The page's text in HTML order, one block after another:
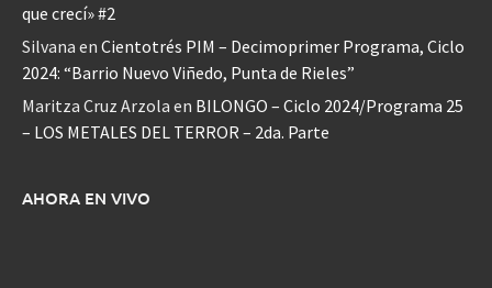
que crecí» #2
Silvana en Cientotrés PIM – Decimoprimer Programa, Ciclo
2024: “Barrio Nuevo Viñedo, Punta de Rieles”
Maritza Cruz Arzola en BILONGO – Ciclo 2024/Programa 25
– LOS METALES DEL TERROR – 2da. Parte
AHORA EN VIVO